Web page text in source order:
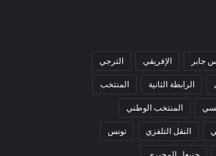
جابر الإفريقي الترجي
الرابطة الثانية المنتخب
المنتخب الوطني
النقل التلفزي تونس